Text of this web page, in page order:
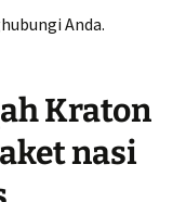
Anda.
Kraton
nasi